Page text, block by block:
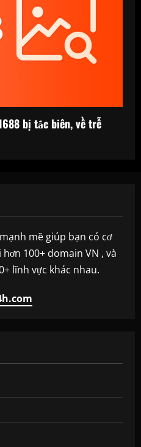
bị tắc biên, về trễ
mẽ giúp bạn có cơ
100+ domain VN , và
lĩnh vực khác nhau.